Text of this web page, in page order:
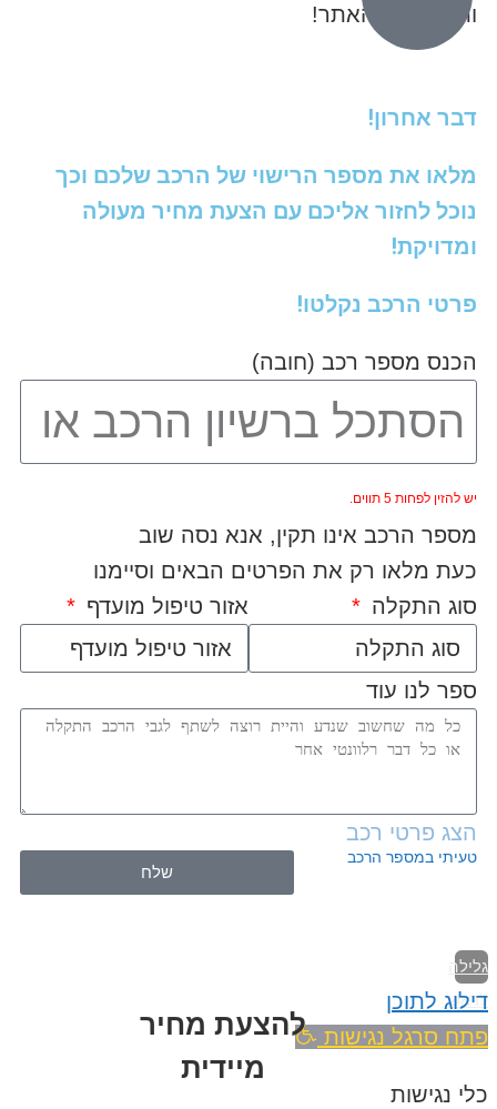
ותמונות) מהאתר!
דבר אחרון!
מלאו את מספר הרישוי של הרכב שלכם וכך
נוכל לחזור אליכם עם הצעת מחיר מעולה
ומדויקת!
פרטי הרכב נקלטו!
הכנס מספר רכב (חובה)
יש להזין לפחות 5 תווים.
מספר הרכב אינו תקין, אנא נסה שוב
כעת מלאו רק את הפרטים הבאים וסיימנו
סוג התקלה
אזור טיפול מועדף
ספר לנו עוד
הצג פרטי רכב
טעיתי במספר הרכב
שלח
להצעת מחיר
מיידית
גלילה
לראש
העמוד
דילוג לתוכן
פתח סרגל נגישות
כלי נגישות